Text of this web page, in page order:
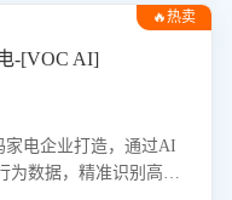
优势，有效提升咨询转
准扬长避短。
🔥热卖
-[VOC AI]
电企业打造，通过AI
为数据，精准识别高流